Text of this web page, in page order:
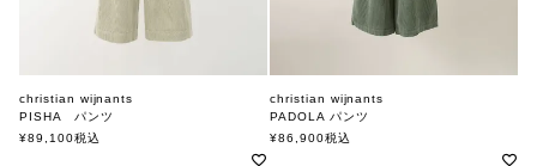
christian wijnants
PISHA パンツ
クリスチャンワイナンツ
¥89,100税込
christian wijnants
PADOLA パンツ
クリスチャンワイナンツ
¥86,900税込